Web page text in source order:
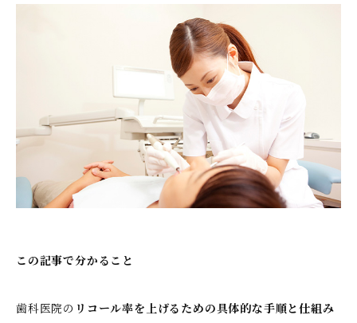
この記事で分かること
歯科医院の リコール率を上げるための具体的な手順と仕組み